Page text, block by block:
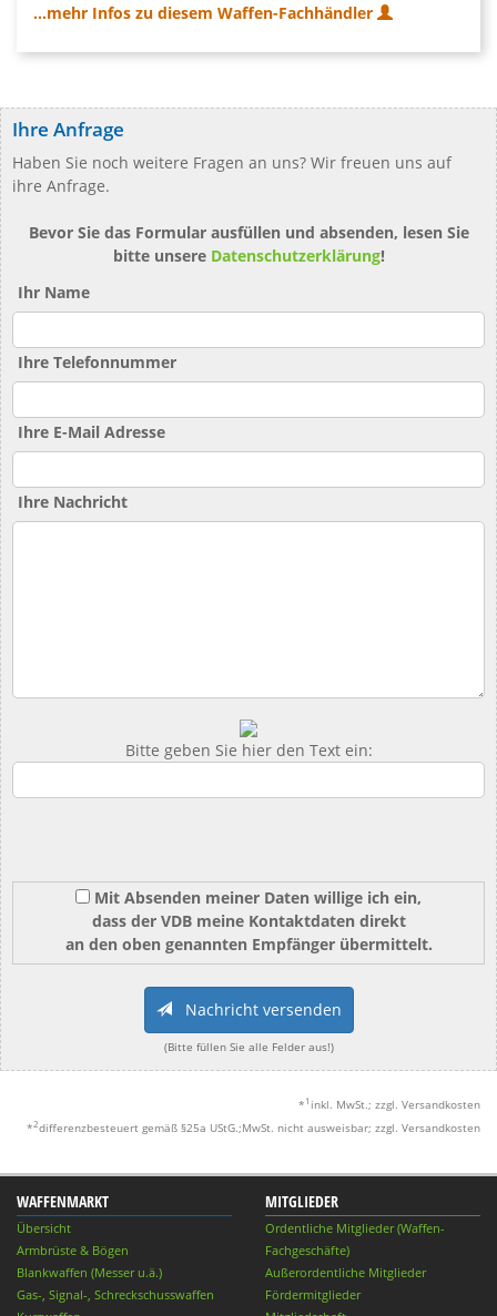
...mehr Infos zu diesem Waffen-Fachhändler
Ihre Anfrage
Haben Sie noch weitere Fragen an uns? Wir freuen uns auf
ihre Anfrage.
Bevor Sie das Formular ausfüllen und absenden, lesen Sie
bitte unsere Datenschutzerklärung!
Ihr Name
Ihre Telefonnummer
Ihre E-Mail Adresse
Ihre Nachricht
Bitte geben Sie hier den Text ein:
Mit Absenden meiner Daten willige ich ein,
dass der VDB meine Kontaktdaten direkt
an den oben genannten Empfänger übermittelt.
Nachricht versenden
(Bitte füllen Sie alle Felder aus!)
* 1 inkl. MwSt.; zzgl. Versandkosten
*2differenzbesteuert gemäß §25a UStG.;MwSt. nicht ausweisbar; zzgl. Versandkosten
WAFFENMARKT
Übersicht
Armbrüste & Bögen
Blankwaffen (Messer u.ä.)
Gas-, Signal-, Schreckschusswaffen
MITGLIEDER
Ordentliche Mitglieder (Waffen-
Fachgeschäfte)
Außerordentliche Mitglieder
Fördermitglieder